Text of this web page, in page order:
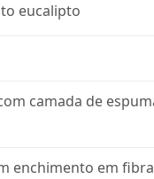
eucalipto
camada de
enchimento em